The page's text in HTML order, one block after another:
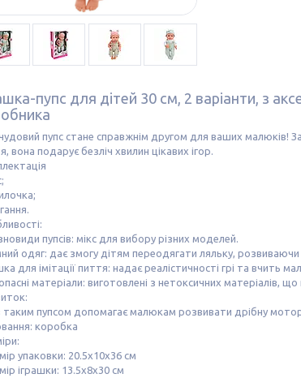
пупс для дітей 30 см, 2 варіанти, з
пупс стане справжнім другом для ваших малюків!
вона подарує безліч хвилин цікавих ігор.
пупсів: мікс для вибору різних моделей.
одяг: дає змогу дітям переодягати ляльку,
для імітації пиття: надає реалістичності грі та вчить
матеріали: виготовлені з нетоксичних матеріалів,
таким пупсом допомагає малюкам розвивати дрібну
коробка
упаковки: 20.5х10х36 см
іграшки: 13.5х8х30 см